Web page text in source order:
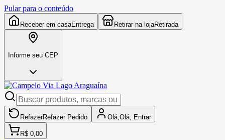
Pular para o conteúdo
Receber em casaEntrega Retirar na lojaRetirada
Informe seu CEP
RefazerRefazer Pedido Olá, Olá, Entrar
R$ 0,00